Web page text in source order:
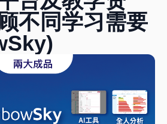
不同学习需要